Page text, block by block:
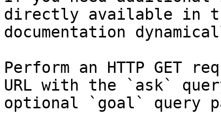
directly available in
documentation
Perform an HTTP GET
URL with the `ask`
optional `goal` query